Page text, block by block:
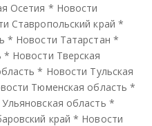
Осетия * Новости
Ставропольский край *
* Новости Татарстан *
* Новости Тверская
* Новости Тульская
Тюменская область *
область *
край * Новости